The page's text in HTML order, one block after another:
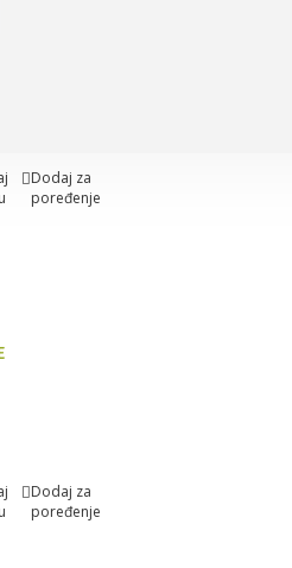
Dodaj za
poređenje
Dodaj za
poređenje